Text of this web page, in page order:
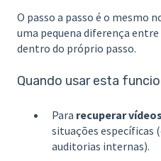
O passo a passo é o mesmo
uma pequena diferença
dentro do próprio passo.
Quando usar esta
Para recuperar
situações específicas
auditorias internas).